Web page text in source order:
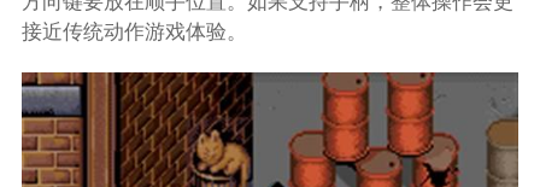
接近传统动作游戏体验。